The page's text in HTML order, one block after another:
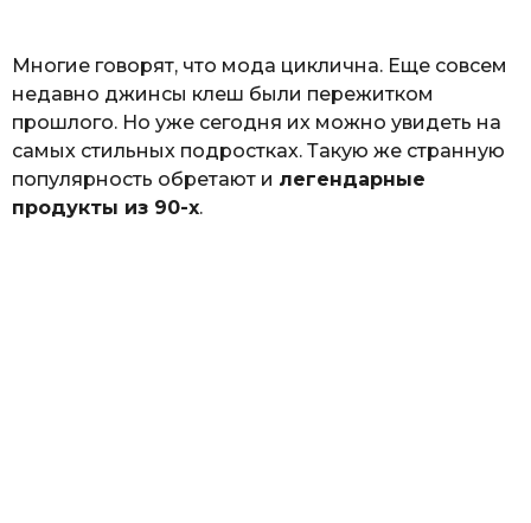
Многие говорят, что мода циклична. Еще совсем
недавно джинсы клеш были пережитком
прошлого. Но уже сегодня их можно увидеть на
самых стильных подростках. Такую же странную
популярность обретают и легендарные
продукты из 90-х.